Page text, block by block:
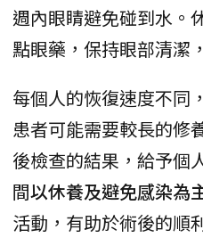
週內眼睛避免碰到水。
點眼藥，保持眼部清潔
每個人的恢復速度不同
患者可能需要較長的修
後檢查的結果，給予個
間以休養及避免感染為
活動，有助於術後的順